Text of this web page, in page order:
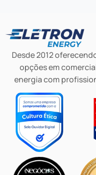
Desde 2012
opções em
energia com